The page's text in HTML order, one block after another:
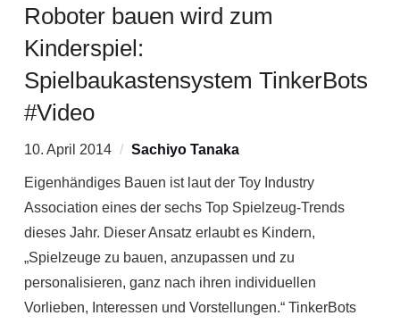
Roboter bauen wird zum
Kinderspiel:
Spielbaukastensystem TinkerBots
#Video
10. April 2014 Sachiyo Tanaka
Eigenhändiges Bauen ist laut der Toy Industry
Association eines der sechs Top Spielzeug-Trends
dieses Jahr. Dieser Ansatz erlaubt es Kindern,
„Spielzeuge zu bauen, anzupassen und zu
personalisieren, ganz nach ihren individuellen
Vorlieben, Interessen und Vorstellungen.“ TinkerBots